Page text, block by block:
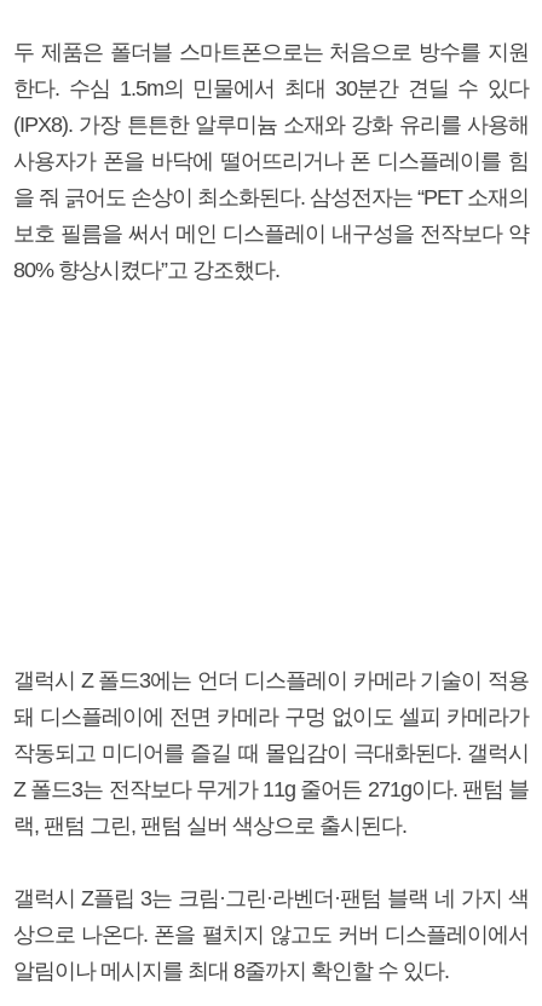
두 제품은 폴더블 스마트폰으로는 처음으로 방수를 지원
한다. 수심 1.5m의 민물에서 최대 30분간 견딜 수 있다
(IPX8). 가장 튼튼한 알루미늄 소재와 강화 유리를 사용해
사용자가 폰을 바닥에 떨어뜨리거나 폰 디스플레이를 힘
을 줘 긁어도 손상이 최소화된다. 삼성전자는 “PET 소재의
보호 필름을 써서 메인 디스플레이 내구성을 전작보다 약
80% 향상시켰다”고 강조했다.
갤럭시 Z 폴드3에는 언더 디스플레이 카메라 기술이 적용
돼 디스플레이에 전면 카메라 구멍 없이도 셀피 카메라가
작동되고 미디어를 즐길 때 몰입감이 극대화된다. 갤럭시
Z 폴드3는 전작보다 무게가 11g 줄어든 271g이다. 팬텀 블
랙, 팬텀 그린, 팬텀 실버 색상으로 출시된다.
갤럭시 Z플립 3는 크림·그린·라벤더·팬텀 블랙 네 가지 색
상으로 나온다. 폰을 펼치지 않고도 커버 디스플레이에서
알림이나 메시지를 최대 8줄까지 확인할 수 있다.